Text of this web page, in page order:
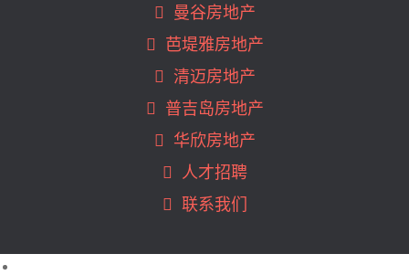
曼谷MRT Ladprao (3)
曼谷MRT Phahon Yothin (3)
曼谷MRT Phetchaburi (12)
曼谷MRT Phra Ram9 (26)
曼谷MRT Queen Sirikit (1)
曼谷MRT Queen Sirikit Center (5)
曼谷MRT Ramkhamhaeng (1)
曼谷MRT Sam Yan (8)
曼谷房地产
芭堤雅房地产
清迈房地产
普吉岛房地产
华欣房地产
人才招聘
联系我们